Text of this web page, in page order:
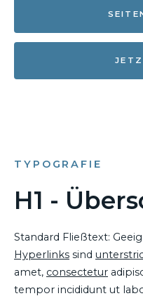
TYPOGRAFIE
H1 -
Standard Fließtext:
Hyperlinks sind
amet, consectetur
tempor incididunt ut